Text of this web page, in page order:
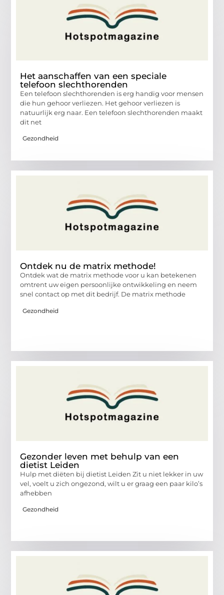
Het aanschaffen van een speciale
telefoon slechthorenden
Een telefoon slechthorenden is erg handig voor mensen
die hun gehoor verliezen. Het gehoor verliezen is
natuurlijk erg naar. Een telefoon slechthorenden maakt
dit net
Gezondheid
Ontdek nu de matrix methode!
Ontdek wat de matrix methode voor u kan betekenen
omtrent uw eigen persoonlijke ontwikkeling en neem
snel contact op met dit bedrijf. De matrix methode
Gezondheid
Gezonder leven met behulp van een
dietist Leiden
Hulp met diëten bij dietist Leiden Zit u niet lekker in uw
vel, voelt u zich ongezond, wilt u er graag een paar kilo’s
afhebben
Gezondheid